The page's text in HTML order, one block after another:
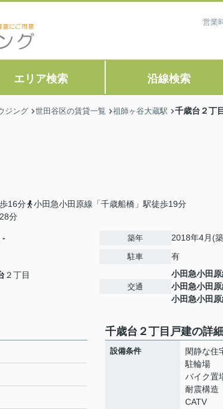
営業
エリア検索 沿線検索
ジング 世田谷区の賃貸一覧 祖師ヶ谷大蔵駅 千歳台２丁
16分
小田急小田原線「千歳船橋」駅徒歩19分
分
-
２丁目
築年 2018年4月(
駐車 有
交通
小田急小田
小田急小田
小田急小田
千歳台２丁目戸建の詳
設備条件
閑静な住
駐輪場
バイク置
耐震構造
CATV